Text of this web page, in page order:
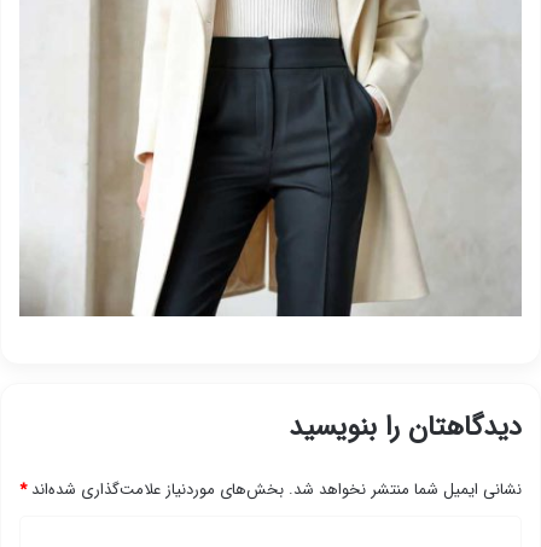
دیدگاهتان را بنویسید
نشانی ایمیل شما منتشر نخواهد شد. بخش‌های موردنیاز علامت‌گذاری شده‌اند*